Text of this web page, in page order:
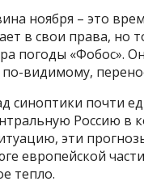
ноября – это
в свои права, но
погоды «Фобос».
видимому,
синоптики почти
Россию в
эти
европейской
тепло.